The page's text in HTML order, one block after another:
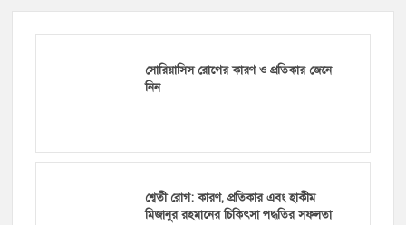
সোরিয়াসিস রোগের কারণ ও প্রতিকার জেনে
নিন
শ্বেতী রোগ: কারণ, প্রতিকার এবং হাকীম
মিজানুর রহমানের চিকিৎসা পদ্ধতির সফলতা